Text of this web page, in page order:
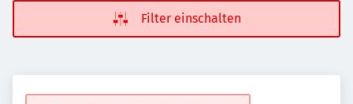
Filter einschalten